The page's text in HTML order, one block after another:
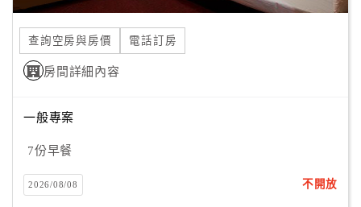
商
品
宣
傳
查詢空房與房價 電話訂房
房間詳細內容
一般專案
7份早餐
2026/08/08 不開放